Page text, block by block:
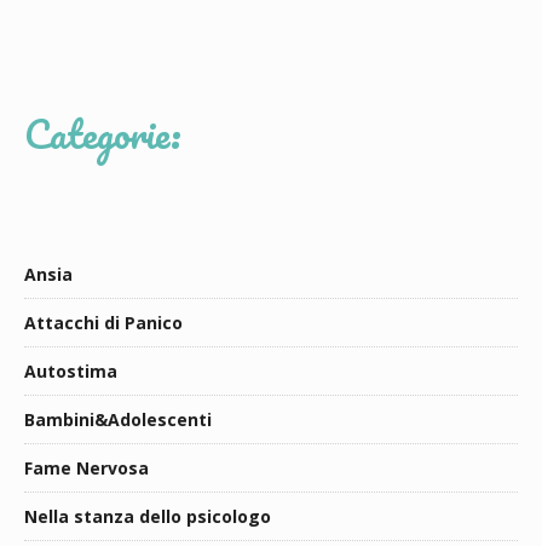
Categorie:
Ansia
Attacchi di Panico
Autostima
Bambini&Adolescenti
Fame Nervosa
Nella stanza dello psicologo